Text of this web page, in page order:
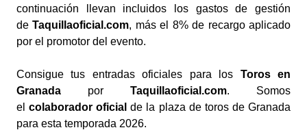
continuación llevan incluidos los gastos de gestión
deTaquillaoficial.com, más el 8% de recargo aplicado
por el promotor del evento.
Consigue tus entradas oficiales para los Toros en
Granada por Taquillaoficial.com. Somos
elcolaborador oficial de la plaza de toros de Granada
para esta temporada 2026.